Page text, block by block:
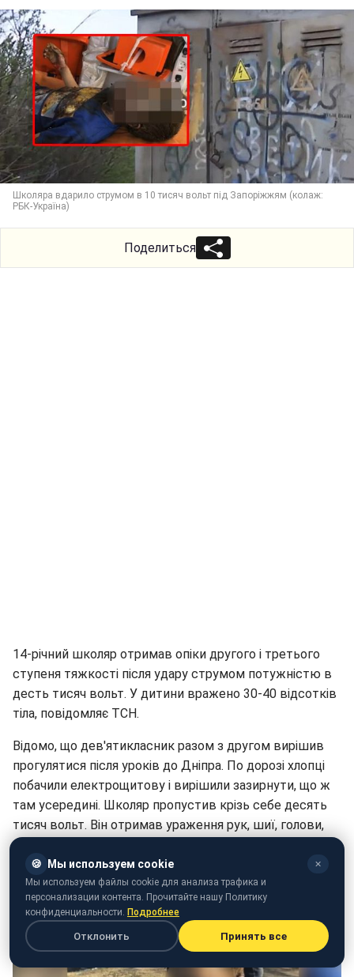
Школяра вдарило струмом в 10 тисяч вольт під Запоріжжям (колаж:
РБК-Україна)
Поделиться
14-річний школяр отримав опіки другого і третього
ступеня тяжкості після удару струмом потужністю в
десть тисяч вольт. У дитини вражено 30-40 відсотків
тіла, повідомляє ТСН.
Відомо, що дев'ятикласник разом з другом вирішив
прогулятися після уроків до Дніпра. По дорозі хлопці
побачили електрощитову і вирішили зазирнути, що ж
там усередині. Школяр пропустив крізь себе десять
тисяч вольт. Він отримав ураження рук, шиї, голови,
лівого стегна.
Зараз хлопчик перебуває в реанімації. В нього дуже
глибокі опіки, на нього чекає тривале лікування.
🍪 Мы используем cookie ✕
Мы используем файлы cookie для анализа трафика и
персонализации контента. Прочитайте нашу Политику
конфиденциальности. Подробнее
Отклонить Принять все